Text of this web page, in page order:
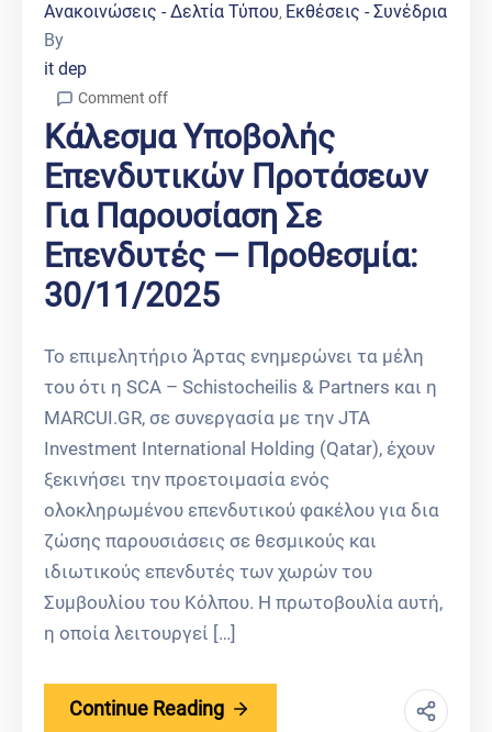
Ανακοινώσεις - Δελτία Τύπου‚ Εκθέσεις - Συνέδρια
By
it dep
Comment off
Κάλεσμα Υποβολής
Επενδυτικών Προτάσεων
Για Παρουσίαση Σε
Επενδυτές — Προθεσμία:
30/11/2025
Το επιμελητήριο Άρτας ενημερώνει τα μέλη
του ότι η SCA – Schistocheilis & Partners και η
MARCUI.GR, σε συνεργασία με την JTA
Investment International Holding (Qatar), έχουν
ξεκινήσει την προετοιμασία ενός
ολοκληρωμένου επενδυτικού φακέλου για δια
ζώσης παρουσιάσεις σε θεσμικούς και
ιδιωτικούς επενδυτές των χωρών του
Συμβουλίου του Κόλπου. Η πρωτοβουλία αυτή,
η οποία λειτουργεί […]
Continue Reading